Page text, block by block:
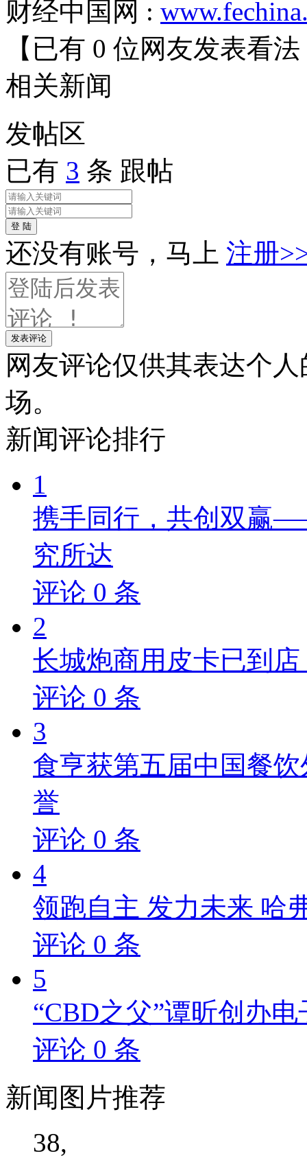
财经中国网 :
【已有 0 位网友发表看法
相关新闻
发帖区
已有 3 条 跟帖
登 陆
还没有账号，马上 注册
发表评论
网友评论仅供其表达个
场。
新闻评论排行
1
携手同行，共创双赢
究所达
评论 0 条
2
长城炮商用皮卡已到
评论 0 条
3
食亨获第五届中国餐
誉
评论 0 条
4
领跑自主 发力未来 哈
评论 0 条
5
“CBD之父”谭昕创办
评论 0 条
新闻 图片推荐
38,